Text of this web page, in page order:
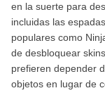
en la suerte para
incluidas las
populares como
de desbloquear
prefieren depender
objetos en lugar de